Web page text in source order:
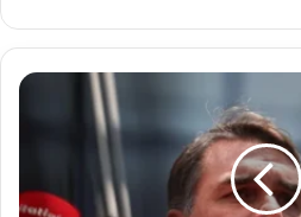
Bolsonaro
pulmão